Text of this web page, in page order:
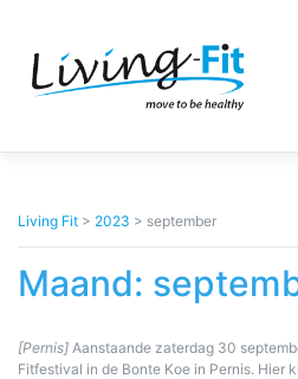
inhoud
Living Fit > 2023 > september
Maand:
[Pernis] Aanstaande zaterdag 30
Fitfestival in de Bonte Koe in Pernis. Hier